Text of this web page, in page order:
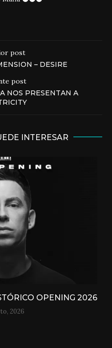
post
– DESIRE
post
NOS PRESENTAN A
INTERESAR
OPENING 2026
2026